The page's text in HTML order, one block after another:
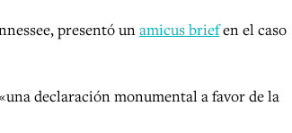
presentó unamicus briefen el caso
declaración monumental a favor de la